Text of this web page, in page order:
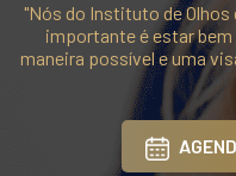
"Nós do Instituto de
importante é estar
maneira possível e uma